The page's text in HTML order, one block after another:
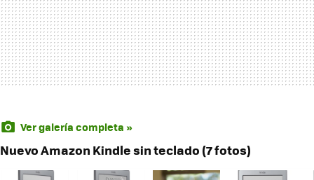
Ver galería completa »
Nuevo Amazon Kindle sin teclado (7 fotos)